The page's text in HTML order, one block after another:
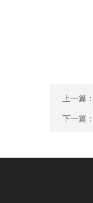
上一篇
下一篇